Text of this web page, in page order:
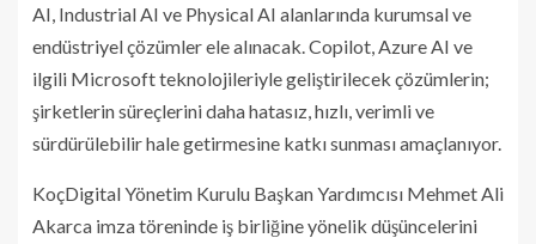
AI, Industrial AI ve Physical AI alanlarında kurumsal ve
endüstriyel çözümler ele alınacak. Copilot, Azure AI ve
ilgili Microsoft teknolojileriyle geliştirilecek çözümlerin;
şirketlerin süreçlerini daha hatasız, hızlı, verimli ve
sürdürülebilir hale getirmesine katkı sunması amaçlanıyor.
KoçDigital Yönetim Kurulu Başkan Yardımcısı Mehmet Ali
Akarca imza töreninde iş birliğine yönelik düşüncelerini